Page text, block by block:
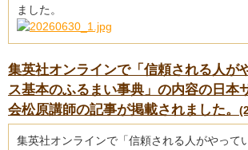
ました。
集英社オンラインで「信頼される人が
ス基本のふるまい事典」の内容の日本
会松原講師の記事が掲載されました。
集英社オンラインで「信頼される人がやって